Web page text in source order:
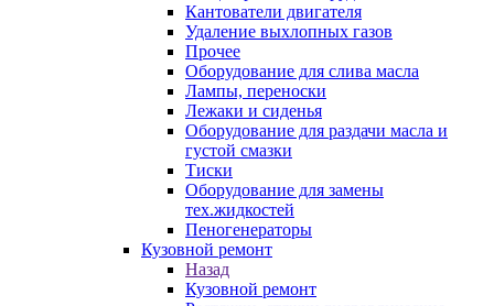
Кантователи двигателя
Удаление выхлопных газов
Прочее
Оборудование для слива масла
Лампы, переноски
Лежаки и сиденья
Оборудование для раздачи масла и
густой смазки
Тиски
Оборудование для замены
тех.жидкостей
Пеногенераторы
Кузовной ремонт
Назад
Кузовной ремонт